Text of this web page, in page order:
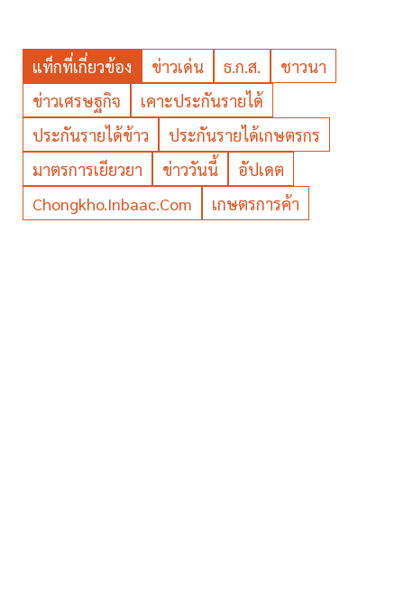
แท็กที่เกี่ยวข้อง ข่าวเด่น ธ.ก.ส.
ชาวนา
ข่าวเศรษฐกิจ
เคาะประกันรายได้
ประกันรายได้ข้าว
ประกันรายได้เกษตรกร
มาตรการเยียวยา
ข่าววันนี้
อัปเดต
Chongkho.inbaac.com
เกษตรการค้า